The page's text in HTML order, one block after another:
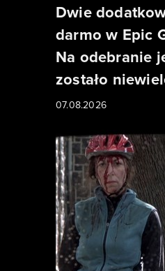
Dwie
darmo w Epic
Na odebranie
zostało
07.08.2026